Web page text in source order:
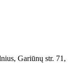
Gariūnų str. 71,